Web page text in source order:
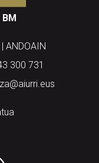
ANDOAIN
300 731